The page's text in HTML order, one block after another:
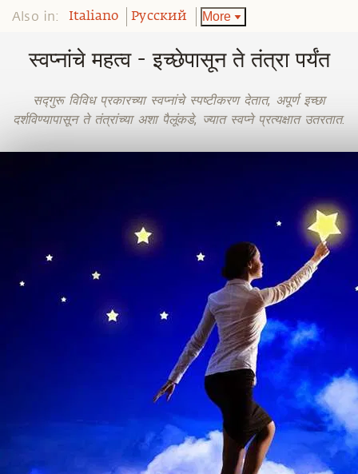
Also in: Italiano Pусский More
स्वप्नांचे महत्व - इच्छेपासून ते तंत्रा पर्यंत
सद्गुरू विविध प्रकारच्या स्वप्नांचे स्पष्टीकरण देतात, अपूर्ण इच्छा
दर्शविण्यापासून ते तंत्रांच्या अशा पैलूंकडे, ज्यात स्वप्ने प्रत्यक्षात उतरतात.